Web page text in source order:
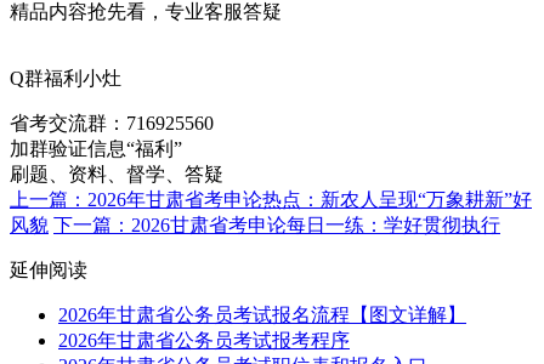
精品内容抢先看，专业客服答疑
Q群福利小灶
省考交流群： 716925560
加群验证信息“福利”
刷题、资料、督学、答疑
上一篇：2026年甘肃省考申论热点：新农人呈现“万象耕新”好
风貌 下一篇：2026甘肃省考申论每日一练：学好贯彻执行
延伸阅读
2026年甘肃省公务员考试报名流程【图文详解】
2026年甘肃省公务员考试报考程序